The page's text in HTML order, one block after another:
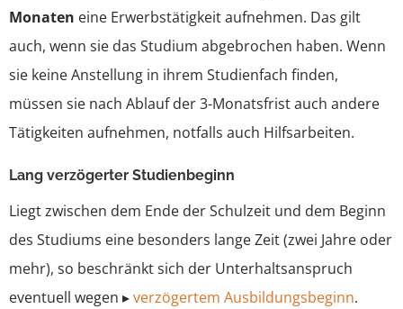
Monaten eine Erwerbstätigkeit aufnehmen. Das gilt
auch, wenn sie das Studium abgebrochen haben. Wenn
sie keine Anstellung in ihrem Studienfach finden,
müssen sie nach Ablauf der 3-Monatsfrist auch andere
Tätigkeiten aufnehmen, notfalls auch Hilfsarbeiten.
Lang verzögerter Studienbeginn
Liegt zwischen dem Ende der Schulzeit und dem Beginn
des Studiums eine besonders lange Zeit (zwei Jahre oder
mehr), so beschränkt sich der Unterhaltsanspruch
eventuell wegen ▸verzögertem Ausbildungsbeginn.